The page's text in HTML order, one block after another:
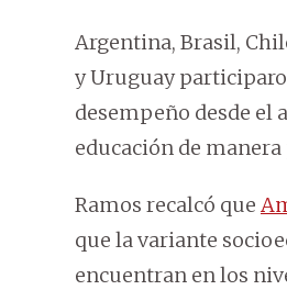
Argentina, Brasil,
y Uruguay
desempeño desde el
educación de
Ramos recalcó que
que la variante
encuentran en los